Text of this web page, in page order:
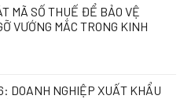
MÃ SỐ THUẾ ĐỂ BẢO VỆ
VƯỚNG MẮC TRONG KINH
DOANH NGHIỆP XUẤT KHẨU